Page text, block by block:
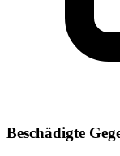
Beschädigte